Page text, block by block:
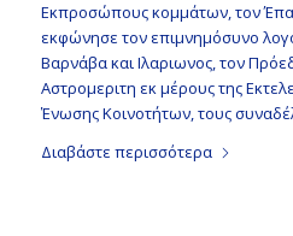
Εκπροσώπους κομμάτων, τον
εκφώνησε τον επιμνημόσυνο
Βαρνάβα και Ιλαριωνος, τον
Αστρομεριτη εκ μέρους της
Ένωσης Κοινοτήτων, τους
Διαβάστε περισσότερα